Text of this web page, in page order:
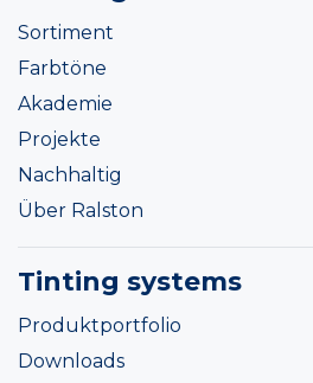
Sortiment
Farbtöne
Akademie
Projekte
Nachhaltig
Über Ralston
Tinting systems
Produktportfolio
Downloads